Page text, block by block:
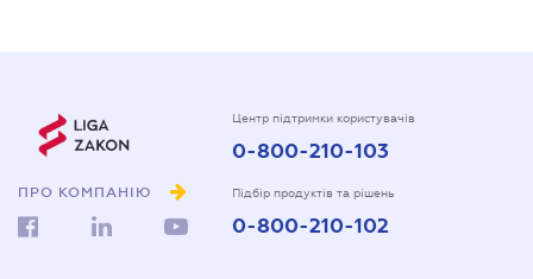
ПРО КОМПАНІЮ
Центр підтримки користувачів
0-800-210-103
Підбір продуктів та рішень
0-800-210-102